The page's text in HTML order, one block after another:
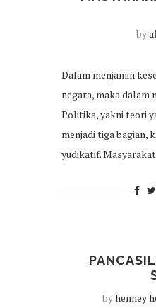
by
Dalam menjamin
negara, maka dalam
Politika, yakni teori
menjadi tiga bagian,
yudikatif.
byhenney